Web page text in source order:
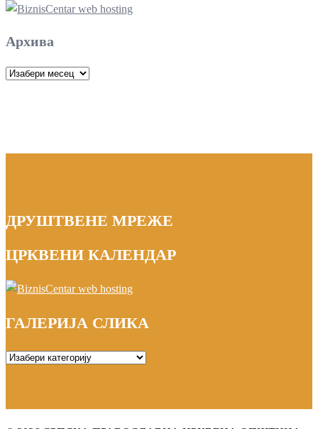
Архива
Архива
ДРУШТВЕНЕ МРЕЖЕ
ЦРКВЕНИ КАЛЕНДАР
ГАЛЕРИЈА СЛИКА
ГАЛЕРИЈА